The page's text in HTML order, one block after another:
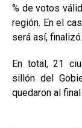
% de votos
región. En el
será así, finalizó.
En total, 21
sillón del
quedaron al